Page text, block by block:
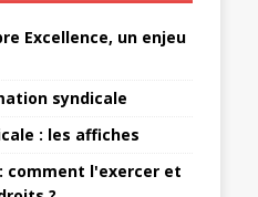
Excellence, un enjeu
syndicale
: les affiches
comment l'exercer et